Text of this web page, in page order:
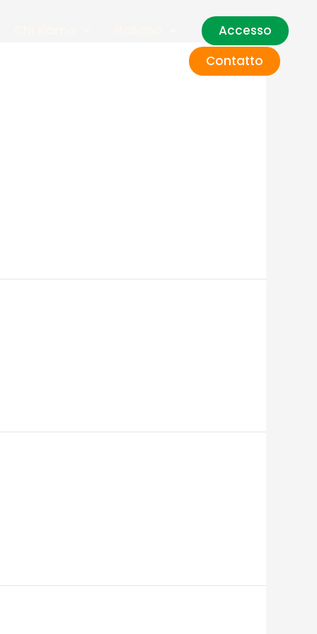
Accesso
Contatto